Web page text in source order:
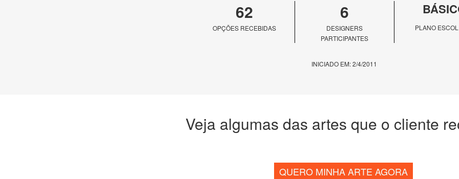
62
OPÇÕES RECEBIDAS
6
DESIGNERS
PARTICIPANTES
PLANO
INICIADO EM: 2/4/2011
Veja algumas das artes que o cliente
QUERO MINHA ARTE AGORA